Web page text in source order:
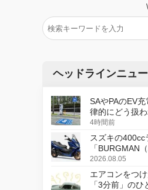
\
ヘッドラインニュ
SAやPAのEV
律的にどう扱
4時間前
スズキの
「BURGMAN
更し、8月18日
2026.08.05
エアコンをつ
「3分前」の